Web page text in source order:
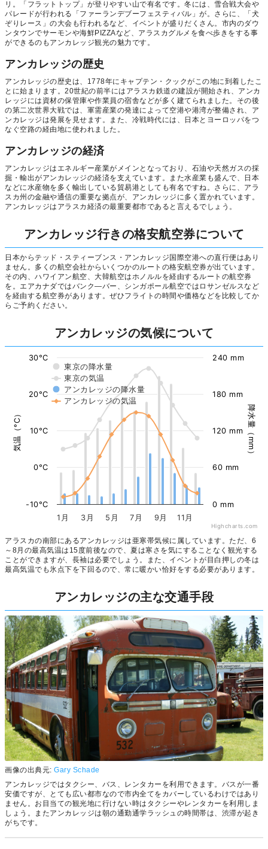
リ。「フラットトップ」が登りやすい山で有名です。冬には、雪合戦大会や
パレードが行われる「ファーランデブーフェスティバル」が。さらに、「犬
ぞりレース」の大会も行われるなど、イベントが盛りだくさん。市内のダウ
ンタウンでサーモンや海鮮PIZZAなど、アラスカグルメを食べ歩きをする事
ができるのもアンカレッジ観光の魅力です。
アンカレッジの歴史
アンカレッジの歴史は、1778年にキャプテン・クックがこの地に到着したこ
とに始まります。20世紀の前半にはアラスカ鉄道の建設が開始され、アンカ
レッジには資材の保管庫や作業員の宿舎などが多く建てられました。その後
の第二次世界大戦では、軍需産業の発達によって空港や港湾が整備され、ア
ンカレッジは発展を見せます。また、冷戦時代には、日本とヨーロッパをつ
なぐ空路の経由地に使われました。
アンカレッジの経済
アンカレッジはエネルギー産業がメインとなっており、石油や天然ガスの採
掘・輸出がアンカレッジの経済を支えています。また水産業も盛んで、日本
などに水産物を多く輸出している貿易港としても有名ですね。さらに、アラ
スカ州の金融や通信の重要な拠点が、アンカレッジに多く置かれています。
アンカレッジはアラスカ経済の最重要都市であると言えるでしょう。
アンカレッジ行きの格安航空券について
日本からテッド・スティーブンス・アンカレッジ国際空港への直行便はあり
ません。多くの航空会社からいくつかのルートの格安航空券が出ています。
その内、ハワイアン航空、大韓航空はホノルルを経由するルートの航空券
を。エアカナダではバンク―バー、シンガポール航空ではロサンゼルスなど
を経由する航空券があります。ぜひフライトの時間や価格などを比較してか
らご予約ください。
アンカレッジの気候について
気温（°C） 降水量（mm）
東京の降水量
東京の気温
アンカレッジの降水量
アンカレッジの気温
1月 3月 5月 7月 9月 11月
-10°C
0°C
10°C
20°C
30°C
0 mm
60 mm
120 mm
180 mm
240 mm
Highcharts.com
アラスカの南部にあるアンカレッジは亜寒帯気候に属しています。ただ、6
～8月の最高気温は15度前後なので、夏は寒さを気にすることなく観光する
ことができますが、長袖は必要でしょう。また、イベントが目白押しの冬は
最高気温でも氷点下を下回るので、常に暖かい恰好をする必要があります。
アンカレッジの主な交通手段
画像の出典元: Gary Schade
アンカレッジではタクシー、バス、レンタカーを利用できます。バスが一番
安価ですが、とても広い都市なので市内全てをカバーしているわけではあり
ません。お目当ての観光地に行けない時はタクシーやレンタカーを利用しま
しょう。またアンカレッジは朝の通勤通学ラッシュの時間帯は、渋滞が起き
がちです。